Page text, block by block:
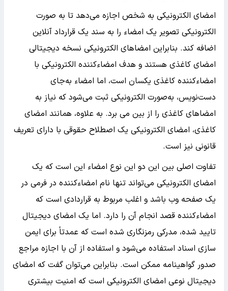
امضای الکترونیکی به شخص اجازه می‌دهد تا به صورت
الکترونیکی تصویر یک امضاء را به سند یک قرارداد آنلاین
اضافه کند. بنابراین امضاهای الکترونیکی نسخه دیجیتالی
امضای کاغذی هستند و هدف امضاءکننده الکترونیکی با
امضاءکننده کاغذی یکسان است، اما امضاء به‌جای
دست‌نویس، به‌صورت الکترونیکی ثبت می‌شود که نیاز به
امضاهای کاغذی را از بین می برد. به علاوه، همانند امضای
کاغذی، امضای الکترونیکی یک اصطلاح حقوقی با دارای تعریف
قانونی نیز است.
تفاوت اصلی بین این دو این نوع امضاء این است که یک
امضای الکترونیکی می‌تواند تنها نام امضاءکننده در فرمی در
یک صفحه وب باشد و اغلب مربوط به قراردادی است که
امضاءکننده قصد انجام آن را دارد. اما یک امضای دیجیتال
تایید شده، مدرکی رمزنگاری شده است که عمدتاً برای ایمن
سازی اسناد استفاده می‌شود و استفاده از آن با اجازه مراجع
صدور گواهینامه ممکن است. بنابراین می‌توان گفت که امضای
دیجیتال نوعی امضای الکترونیکی است که امنیت بیشتری